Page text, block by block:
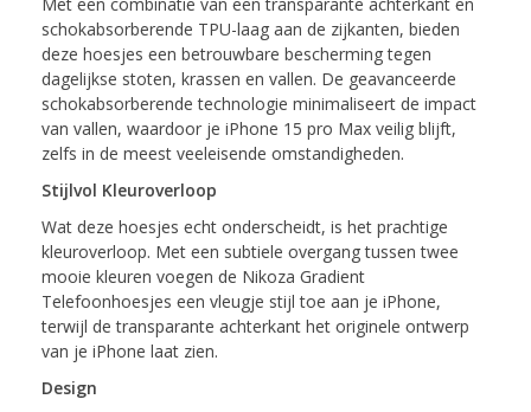
Met een combinatie van een transparante achterkant en
schokabsorberende TPU-laag aan de zijkanten, bieden
deze hoesjes een betrouwbare bescherming tegen
dagelijkse stoten, krassen en vallen. De geavanceerde
schokabsorberende technologie minimaliseert de impact
van vallen, waardoor je iPhone 15 pro Max veilig blijft,
zelfs in de meest veeleisende omstandigheden.
Stijlvol Kleuroverloop
Wat deze hoesjes echt onderscheidt, is het prachtige
kleuroverloop. Met een subtiele overgang tussen twee
mooie kleuren voegen de Nikoza Gradient
Telefoonhoesjes een vleugje stijl toe aan je iPhone,
terwijl de transparante achterkant het originele ontwerp
van je iPhone laat zien.
Design